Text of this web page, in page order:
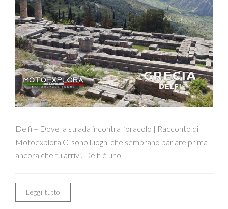
Delfi – Dove la strada incontra l’oracolo | Racconto di
Motoexplora Ci sono luoghi che sembrano parlare prima
ancora che tu arrivi. Delfi è uno
Leggi tutto